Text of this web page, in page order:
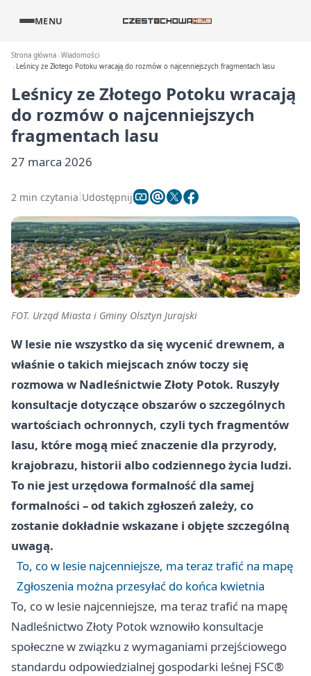
MENU
Strona główna Wiadomości
Leśnicy ze Złotego Potoku wracają do rozmów o najcenniejszych fragmentach lasu
Leśnicy ze Złotego Potoku wracają
do rozmów o najcenniejszych
fragmentach lasu
27 marca 2026
2 min czytania Udostępnij
FOT. Urząd Miasta i Gminy Olsztyn Jurajski
W lesie nie wszystko da się wycenić drewnem, a
właśnie o takich miejscach znów toczy się
rozmowa w Nadleśnictwie Złoty Potok. Ruszyły
konsultacje dotyczące obszarów o szczególnych
wartościach ochronnych, czyli tych fragmentów
lasu, które mogą mieć znaczenie dla przyrody,
krajobrazu, historii albo codziennego życia ludzi.
To nie jest urzędowa formalność dla samej
formalności – od takich zgłoszeń zależy, co
zostanie dokładnie wskazane i objęte szczególną
uwagą.
To, co w lesie najcenniejsze, ma teraz trafić na mapę
Zgłoszenia można przesyłać do końca kwietnia
To, co w lesie najcenniejsze, ma teraz trafić na mapę
Nadleśnictwo Złoty Potok wznowiło konsultacje
społeczne w związku z wymaganiami przejściowego
standardu odpowiedzialnej gospodarki leśnej FSC®